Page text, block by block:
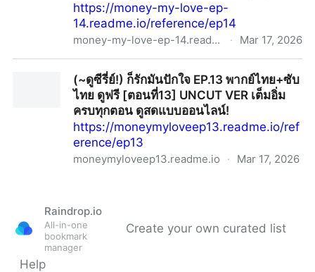
https://money-my-love-ep-
14.readme.io/reference/ep14
money-my-love-ep-14.readme.io · Mar 17, 2026
[ตอนที่14] UNCUT VER ย้อนหลัง เต็มอิ่มครบทุกตอน HD
ซีรีส์ ไทย 2026
(~ดูซีรี่ย์!) ก็รักมันปักใจ EP.13 พากย์ไทย+ซับ
ไทย ดูฟรี [ตอนที่13] UNCUT VER เต็มอิ่ม
ครบทุกตอน ดูสดแบบออนไลน์!
https://moneymyloveep13.readme.io/ref
erence/ep13
moneymyloveep13.readme.io · Mar 17, 2026
ออนไลน์!Raindrop.io
All-in-one
bookmark
manager
Create your own curated list
Help